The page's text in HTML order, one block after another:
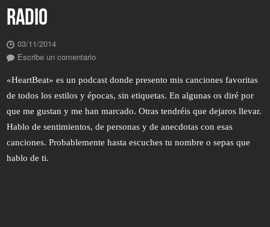
RADIO
03/11/2014
Escribe un comentario
«HeartBeat» es un podcast donde presento mis canciones favoritas
de todos los estilos y épocas, sin etiquetas. En algunas os diré por
que me gustan y me han marcado. Otras tendréis que dejaros llevar.
Hablo de sentimientos, de personas y de anecdotas con esas
canciones. Probablemente hasta escuches tu nombre o sepas que
hablo de ti.